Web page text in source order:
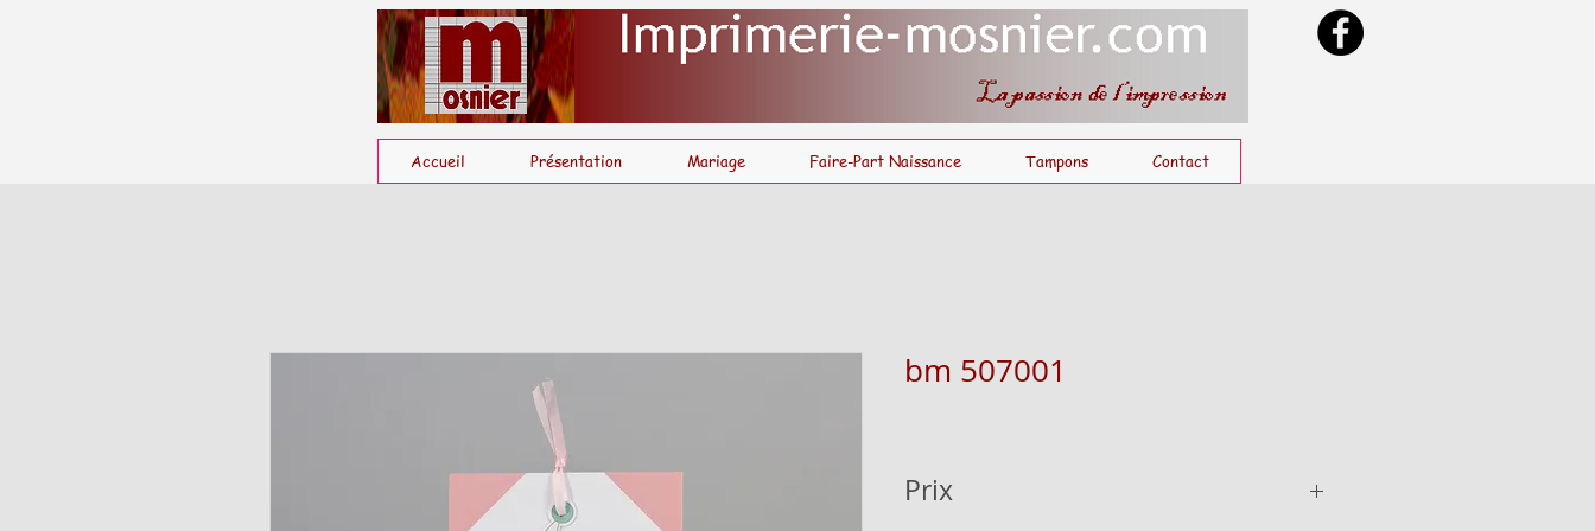
Accueil Présentation Mariage Faire-Part Naissance Tampons Contact
bm 507001
Prix